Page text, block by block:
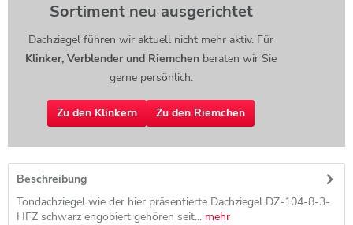
Sortiment neu ausgerichtet
Dachziegel führen wir aktuell nicht mehr aktiv. Für
Klinker, Verblender und Riemchen beraten wir Sie
gerne persönlich.
Zu den Klinkern Zu den Riemchen
Beschreibung
Tondachziegel wie der hier präsentierte Dachziegel DZ-104-8-3-
HFZ schwarz engobiert gehören seit... mehr